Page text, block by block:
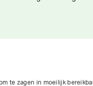
te zagen in moeilijk